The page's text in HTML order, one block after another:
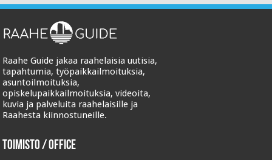
Raahe Guide jakaa raahelaisia uutisia,
tapahtumia, työpaikkailmoituksia,
asuntoilmoituksia,
opiskelupaikkailmoituksia, videoita,
kuvia ja palveluita raahelaisille ja
Raahesta kiinnostuneille.
Toimisto / Office